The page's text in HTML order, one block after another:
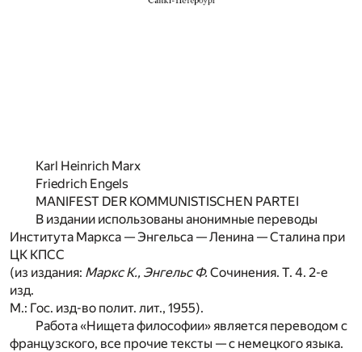
Karl Heinrich Marx
Friedrich Engels
MANIFEST DER KOMMUNISTISCHEN PARTEI
В издании использованы анонимные переводы
Института Маркса — Энгельса — Ленина — Сталина при
ЦК КПСС
(из издания: Маркс К., Энгельс Ф. Сочинения. Т. 4. 2-е
изд.
М.: Гос. изд-во полит. лит., 1955).
Работа «Нищета философии» является переводом с
французского, все прочие тексты — с немецкого языка.